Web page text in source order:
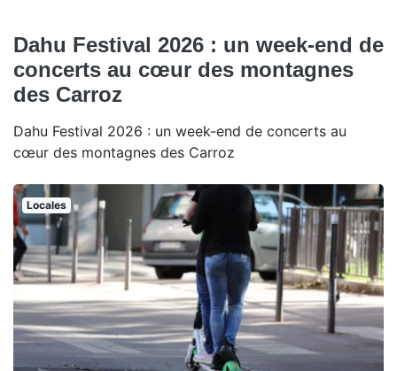
Dahu Festival 2026 : un week-end de
concerts au cœur des montagnes
des Carroz
Dahu Festival 2026 : un week-end de concerts au
cœur des montagnes des Carroz
Locales